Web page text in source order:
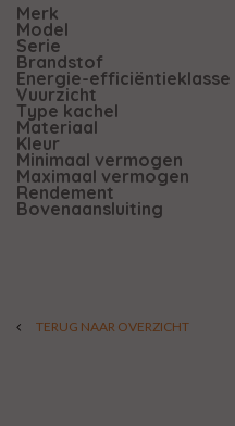
Merk
Model
Serie
Brandstof
Energie-efficiëntieklasse
Vuurzicht
Type kachel
Materiaal
Kleur
Minimaal vermogen
Maximaal vermogen
Rendement
Bovenaansluiting
TERUG NAAR OVERZICHT